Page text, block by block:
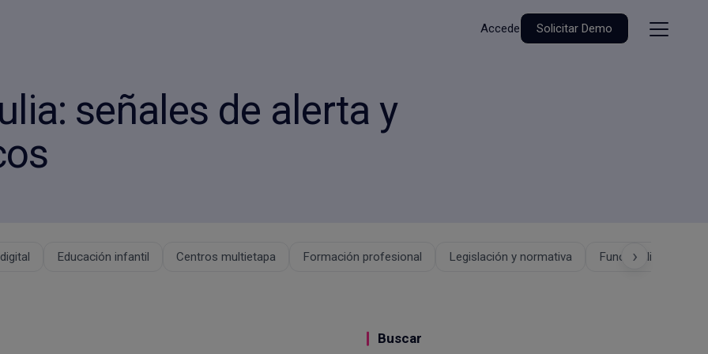
Accede Solicitar Demo
señales de alerta y
Educación infantil Centros multietapa Formación profesional Legislación y normativa Funcionalidades
›
Buscar